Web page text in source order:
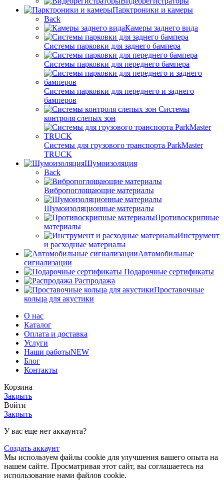
Парктроники и камеры
Back
Камеры заднего вида
Системы парковки для заднего бампера
Системы парковки для переднего бампера
Системы парковки для переднего и заднего
бамперов
Системы
контроля слепых зон
Системы для грузового транспорта ParkMaster
TRUCK
Шумоизоляция
Back
Вибропоглощающие материалы
Шумоизоляционные материалы
Противоскрипные
материалы
Инструмент
и расходные материалы
Автомобильные
сигнализации
Подарочные сертификаты
Распродажа
Проставочные
кольца для акустики
О нас
Каталог
Оплата и доставка
Услуги
Наши работыNEW
Блог
Контакты
Корзина
Закрыть
Войти
Закрыть
У вас еще нет аккаунта?
Создать аккаунт
Мы используем файлы cookie для улучшения вашего опыта на
нашем сайте. Просматривая этот сайт, вы соглашаетесь на
использование нами файлов cookie.